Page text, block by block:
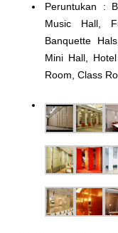
Peruntukan :
Music Hall,
Banquette
Mini Hall,
Room, Class